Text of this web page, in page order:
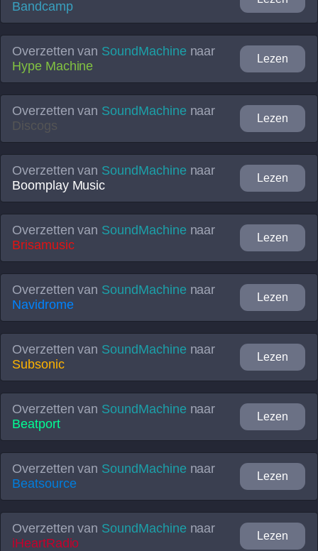
Bandcamp
Overzetten van SoundMachine naar
Hype Machine
Lezen
Overzetten van SoundMachine naar
Discogs
Lezen
Overzetten van SoundMachine naar
Boomplay Music
Lezen
Overzetten van SoundMachine naar
Brisamusic
Lezen
Overzetten van SoundMachine naar
Navidrome
Lezen
Overzetten van SoundMachine naar
Subsonic
Lezen
Overzetten van SoundMachine naar
Beatport
Lezen
Overzetten van SoundMachine naar
Beatsource
Lezen
Overzetten van SoundMachine naar
iHeartRadio
Lezen